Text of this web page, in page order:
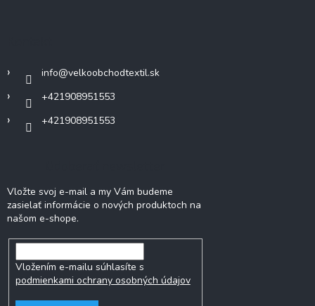
info@velkoobchodtextil.sk
+421908951553
+421908951553
Vložte svoj e-mail a my Vám budeme
zasielať informácie o nových produktoch na
našom e-shope.
Vložením e-mailu súhlasíte s
podmienkami ochrany osobných údajov